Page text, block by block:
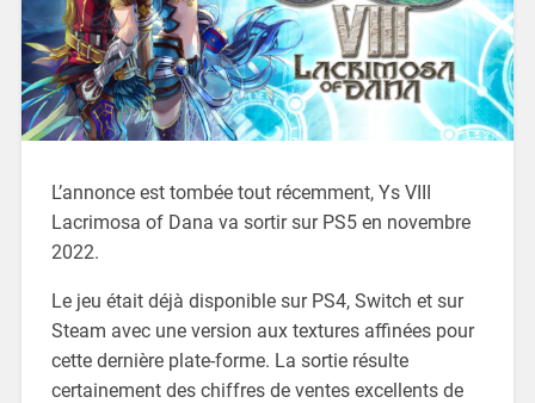
L’annonce est tombée tout récemment, Ys VIII
Lacrimosa of Dana va sortir sur PS5 en novembre
2022.
Le jeu était déjà disponible sur PS4, Switch et sur
Steam avec une version aux textures affinées pour
cette dernière plate-forme. La sortie résulte
certainement des chiffres de ventes excellents de